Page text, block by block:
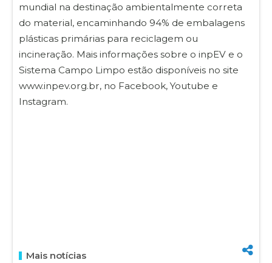
mundial na destinação ambientalmente correta
do material, encaminhando 94% de embalagens
plásticas primárias para reciclagem ou
incineração. Mais informações sobre o inpEV e o
Sistema Campo Limpo estão disponíveis no site
www.inpev.org.br, no Facebook, Youtube e
Instagram.
Mais notícias